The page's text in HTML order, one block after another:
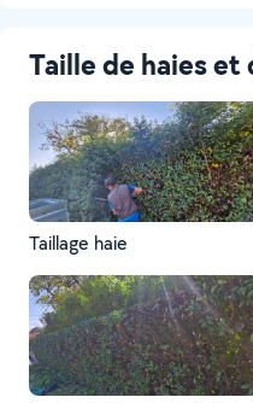
Taille de haies et
Taillage haie